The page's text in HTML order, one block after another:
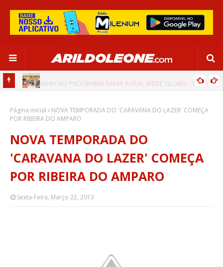
CIPÓ - BA
Página inicial
NOVA TEMPORADA DO 'CARAVANA DO LAZER' COMEÇA
POR RIBEIRA DO AMPARO
NOVA TEMPORADA DO
'CARAVANA DO LAZER' COMEÇA
POR RIBEIRA DO AMPARO
Sexta-Feira, Março 22, 2013